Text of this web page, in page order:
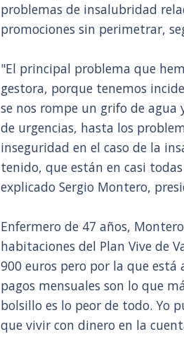
problemas de insalubridad
promociones sin perimetrar,
"El principal problema que
gestora, porque tenemos
se nos rompe un grifo de
de urgencias, hasta los
inseguridad en el caso de la
tenido, que están en casi
explicado Sergio Montero,
Enfermero de 47 años,
habitaciones del Plan Vive de
900 euros pero por la que está
pagos mensuales son lo que
bolsillo es lo peor de todo. Yo
que vivir con dinero en la